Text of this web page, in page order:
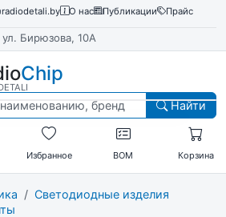
О нас Публикации
Прайс
Бирюзова, 10А
Chip
Найти
Избранное BOM Корзина
Светодиодные изделия